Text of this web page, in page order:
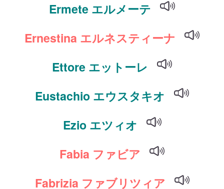
Ermete エルメーテ
Ernestina エルネスティーナ
Ettore エットーレ
Eustachio エウスタキオ
Ezio エツィオ
Fabia ファビア
Fabrizia ファブリツィア